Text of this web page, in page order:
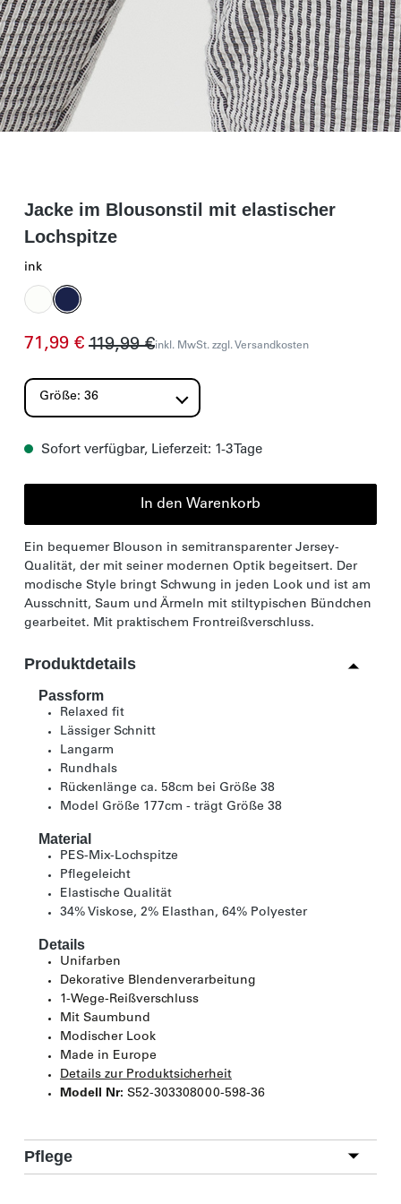
Jacke im Blousonstil mit elastischer
Lochspitze
ink
71,99 € 119,99 €inkl. MwSt. zzgl. Versandkosten
Größe: 36
Sofort verfügbar, Lieferzeit: 1-3 Tage
In den Warenkorb
Ein bequemer Blouson in semitransparenter Jersey-
Qualität, der mit seiner modernen Optik begeitsert. Der
modische Style bringt Schwung in jeden Look und ist am
Ausschnitt, Saum und Ärmeln mit stiltypischen Bündchen
gearbeitet. Mit praktischem Frontreißverschluss.
Produktdetails
Passform
Relaxed fit
Lässiger Schnitt
Langarm
Rundhals
Rückenlänge ca. 58cm bei Größe 38
Model Größe 177cm - trägt Größe 38
Material
PES-Mix-Lochspitze
Pflegeleicht
Elastische Qualität
34% Viskose, 2% Elasthan, 64% Polyester
Details
Unifarben
Dekorative Blendenverarbeitung
1-Wege-Reißverschluss
Mit Saumbund
Modischer Look
Made in Europe
Details zur Produktsicherheit
Modell Nr: S52-303308000-598-36
Pflege